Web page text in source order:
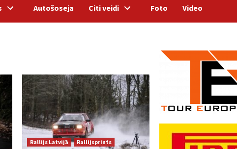
Autošoseja Citi veidi Foto Video
Rallijs Latvijā
Rallijsprints